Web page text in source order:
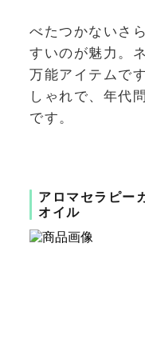
べたつかないさ
すいのが魅力。
万能アイテムで
しゃれで、年代
です。
アロマセラピー
オイル